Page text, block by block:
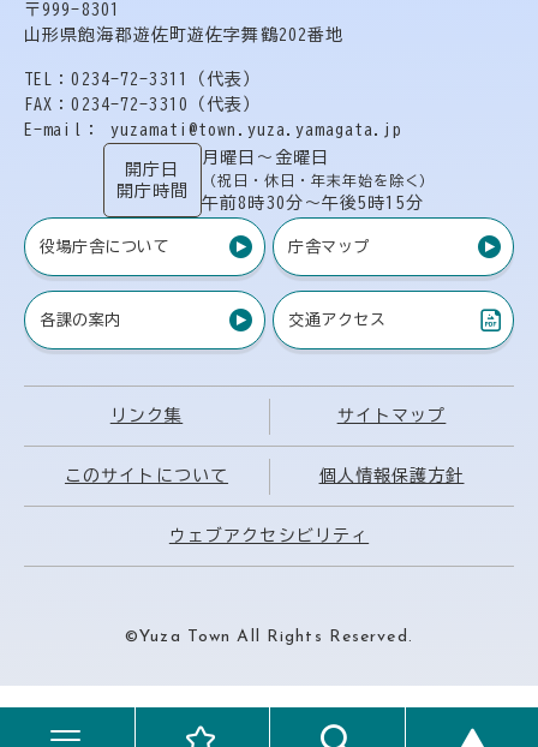
〒999-8301
山形県飽海郡遊佐町遊佐字舞鶴202番地
TEL：0234-72-3311（代表）
FAX：0234-72-3310（代表）
E-mail： yuzamati@town.yuza.yamagata.jp
開庁日
開庁時間
月曜日〜金曜日
（祝日・休日・年末年始を除く）
午前8時30分〜午後5時15分
役場庁舎について 庁舎マップ
各課の案内 交通アクセス
（PDF）
リンク集 サイトマップ
このサイトについて 個人情報保護方針
ウェブアクセシビリティ
©Yuza Town All Rights Reserved.